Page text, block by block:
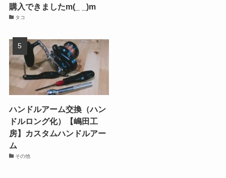
購入できましたm(_ _)m
タコ
ハンドルアーム交換（ハン
ドルロング化）【嶋田工
房】カスタムハンドルアー
ム
その他